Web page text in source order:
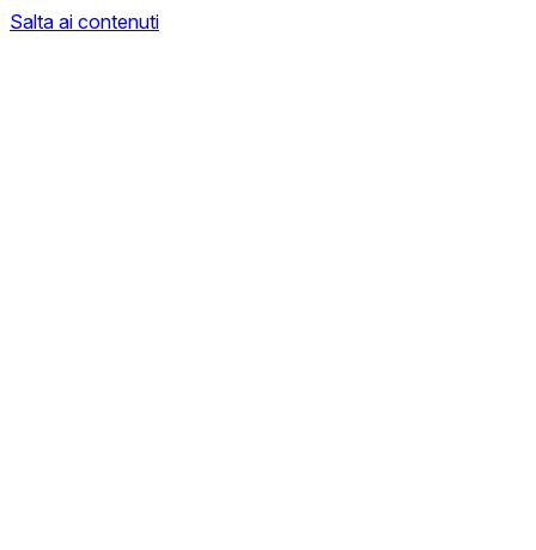
Salta ai contenuti